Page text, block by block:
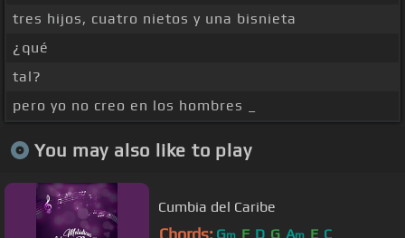
tres hijos, cuatro nietos y una bisnieta
¿qué
tal?
pero yo no creo en los hombres _
You may also like to play
Cumbia del Caribe
Chords: Gm F D G Am E C